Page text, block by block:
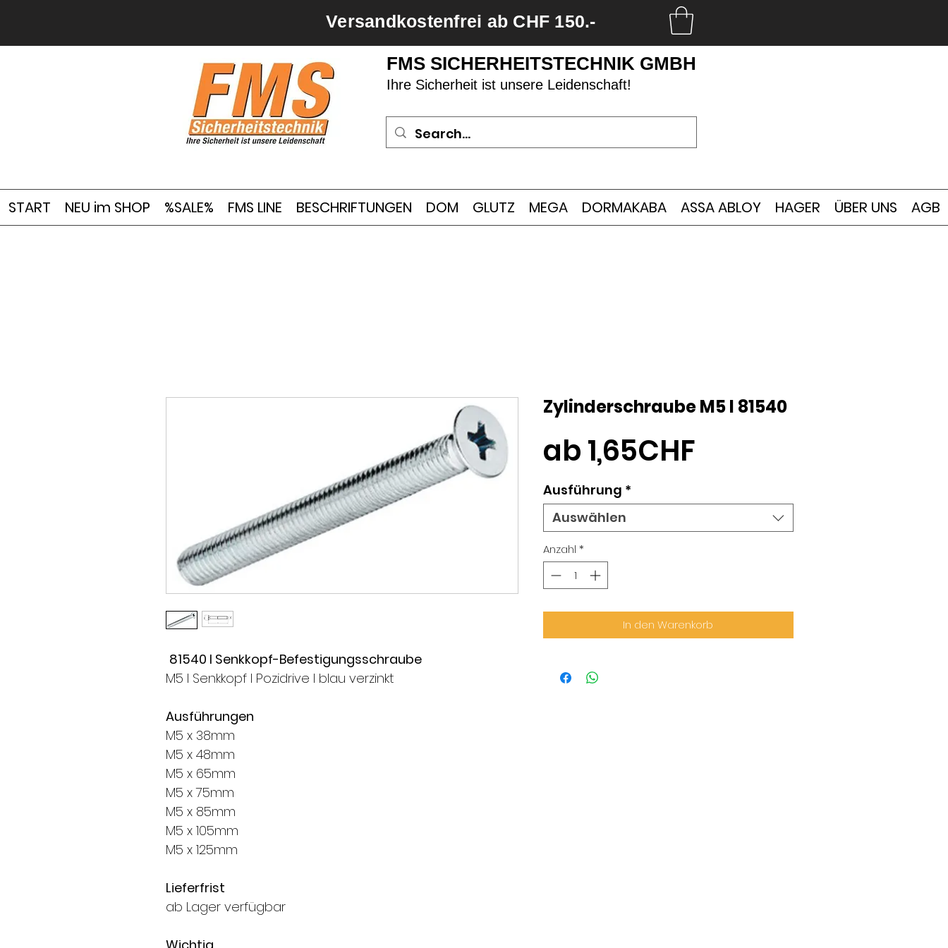
Versandkostenfrei ab CHF 150.-
FMS SICHERHEITSTECHNIK GMBH
Ihre Sicherheit ist unsere Leidenschaft!
START NEU im SHOP %SALE% FMS LINE BESCHRIFTUNGEN DOM GLUTZ MEGA DORMAKABA ASSA ABLOY HAGER ÜBER UNS AGB
81540 I Senkkopf-Befestigungsschraube
M5 I Senkkopf I Pozidrive I blau verzinkt
Ausführungen
M5 x 38mm
M5 x 48mm
M5 x 65mm
M5 x 75mm
M5 x 85mm
M5 x 105mm
M5 x 125mm
Lieferfrist
ab Lager verfügbar
Zylinderschraube M5 I 81540
ab1,65CHFSale-
Ausführung *
Auswählen
Anzahl *
In den Warenkorb